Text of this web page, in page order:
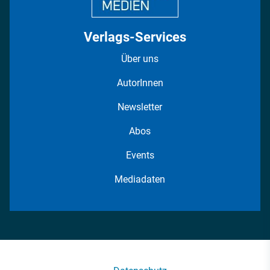
Verlags-Services
Über uns
AutorInnen
Newsletter
Abos
Events
Mediadaten